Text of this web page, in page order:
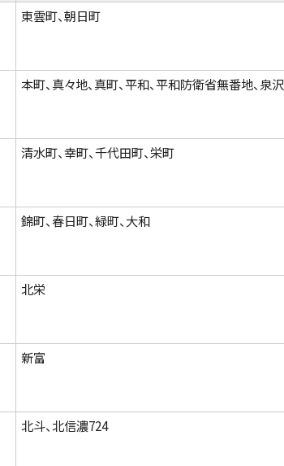
東雲町、朝日町
本町、真々地、真町、平和、平和防衛省無番地、泉沢
清水町、幸町、千代田町、栄町
錦町、春日町、緑町、大和
北栄
新富
北斗、北信濃724